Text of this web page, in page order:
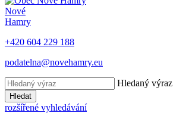
Nové
Hamry
+420 604 229 188
podatelna@novehamry.eu
Hledaný výraz
Hledat
rozšířené vyhledávání